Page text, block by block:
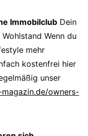
Immobilclub Dein
Wenn du
mehr
kostenfrei hier
unser
owners-